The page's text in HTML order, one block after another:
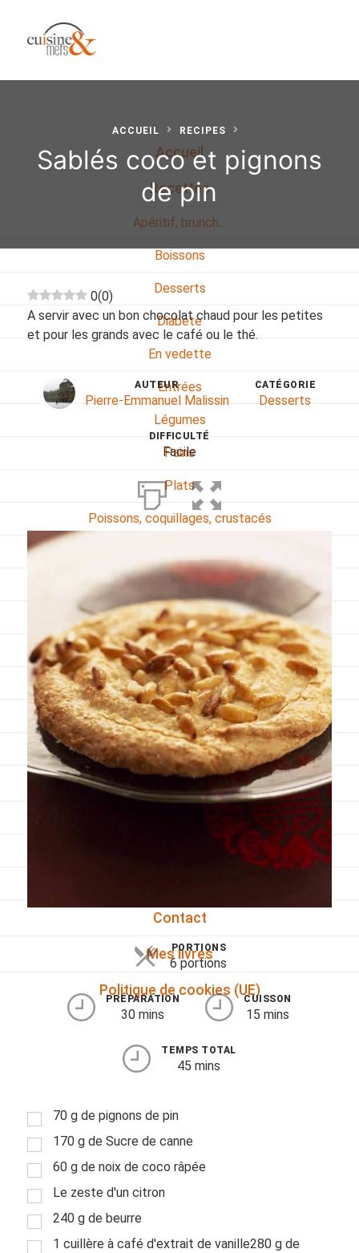
Accueil
Recettes
Apéritif, brunch…
Boissons
Desserts
Diabete
En vedette
Entrées
Légumes
Pains
Plats
Poissons, coquillages, crustacés
Sans gluten
Sans lactose
Sans sel
Sauces et accompagnements
Végétarien
Viandes
Pratique
Mesures conversions
Lexique des différents termes de cuisine
Contact
Mes livres
Politique de cookies (UE)
ACCUEIL RECIPES
Sablés coco et pignons
de pin
0(0)
A servir avec un bon chocolat chaud pour les petites
et pour les grands avec le café ou le thé.
AUTEUR
Pierre-Emmanuel Malissin
CATÉGORIE
Desserts
DIFFICULTÉ
Facile
PORTIONS
6 portions
PRÉPARATION
30 mins
CUISSON
15 mins
TEMPS TOTAL
45 mins
70 g de pignons de pin
170 g de Sucre de canne
60 g de noix de coco râpée
Le zeste d'un citron
240 g de beurre
1 cuillère à café d'extrait de vanille280 g de